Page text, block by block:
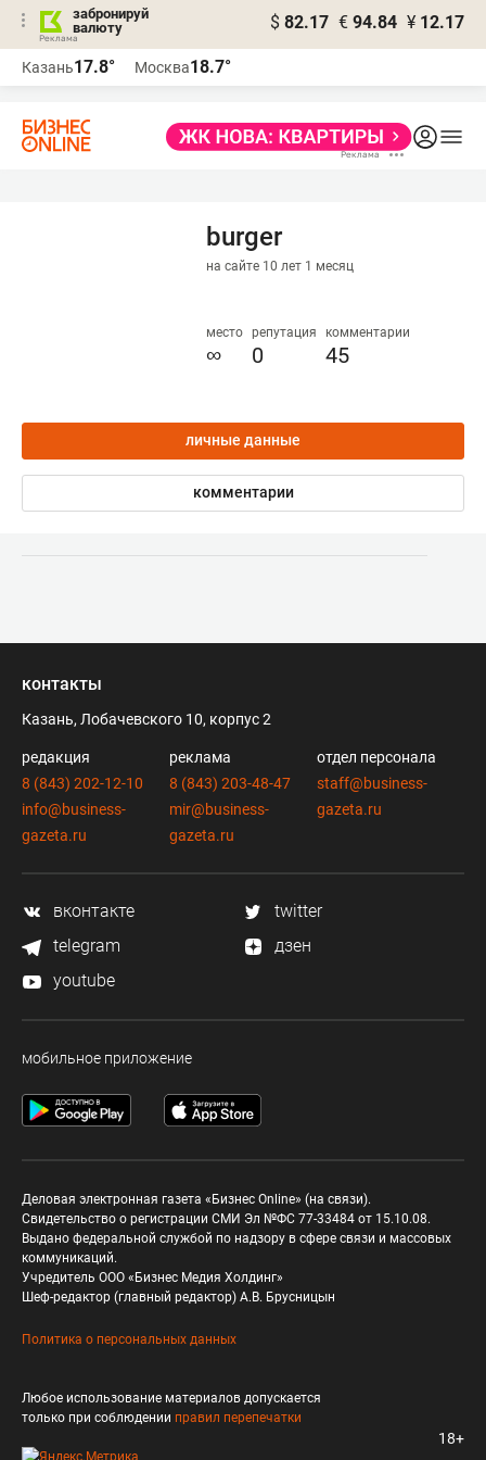
забронируй
валюту
$ 82.17 € 94.84 ¥ 12.17
Казань17.8° Москва18.7°
burger
на сайте 10 лет 1 месяц
место
∞
репутация
0
комментарии
45
личные данные
комментарии
контакты
Казань, Лобачевского 10, корпус 2
редакция
8 (843) 202-12-10
info@business-
gazeta.ru
реклама
8 (843) 203-48-47
mir@business-
gazeta.ru
отдел персонала
staff@business-
gazeta.ru
вконтакте
twitter
telegram
дзен
youtube
мобильное приложение
Деловая электронная газета «Бизнес Online» (на связи).
Свидетельство о регистрации СМИ Эл №ФС 77-33484 от 15.10.08.
Выдано федеральной службой по надзору в сфере связи и массовых
коммуникаций.
Учредитель ООО «Бизнес Медия Холдинг»
Шеф-редактор (главный редактор) А.В. Брусницын
Политика о персональных данных
Любое использование материалов допускается
только при соблюдении правил перепечатки
18+